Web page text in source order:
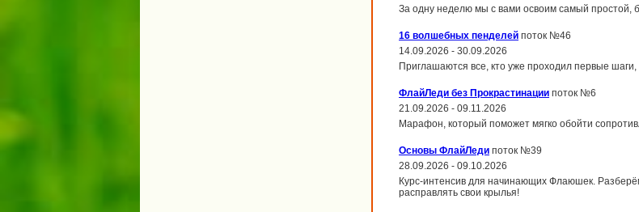
За одну неделю мы с вами освоим самый простой,
16 волшебных пенделей поток №46
14.09.2026 - 30.09.2026
Приглашаются все, кто уже проходил первые
ФлайЛеди без Прокрастинации поток №6
21.09.2026 - 09.11.2026
Марафон, который поможет мягко обойти
Основы ФлайЛеди поток №39
28.09.2026 - 09.10.2026
Курс-интенсив для начинающих Флаюшек.
расправлять свои крылья!